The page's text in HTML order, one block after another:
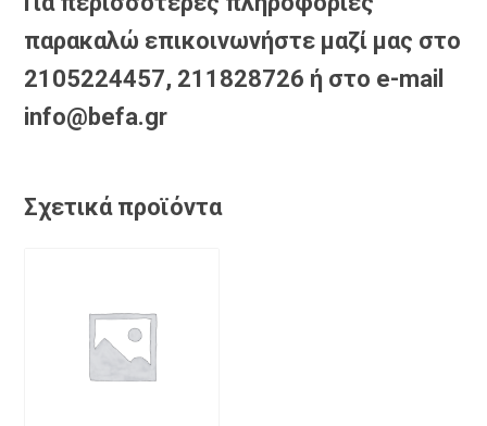
παρακαλώ επικοινωνήστε μαζί μας στο
2105224457, 211828726 ή στο e-mail
info@befa.gr
Σχετικά προϊόντα